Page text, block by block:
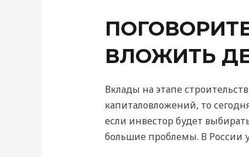
ВЛОЖИТЬ
Вклады на этапе
капиталовложений, то
если инвестор будет
большие проблемы. В России